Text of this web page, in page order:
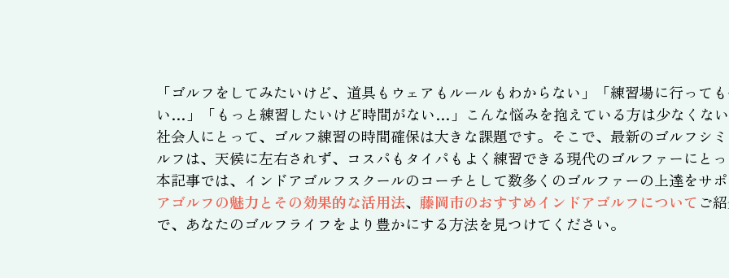
「ゴルフをしてみたいけど、道具もウェアもルールもわからない」「練習場に行って
い…」「もっと練習したいけど時間がない…」こんな悩みを抱えている方は少なくな
社会人にとって、ゴルフ練習の時間確保は大きな課題です。そこで、最新のゴルフシ
ルフは、天候に左右されず、コスパもタイパもよく練習できる現代のゴルファーにと
本記事では、インドアゴルフスクールのコーチとして数多くのゴルファーの上達をサ
アゴルフの魅力とその効果的な活用法、 藤岡市のおすすめインドアゴルフについて ご
で、あなたのゴルフライフをより豊かにする方法を見つけてください。